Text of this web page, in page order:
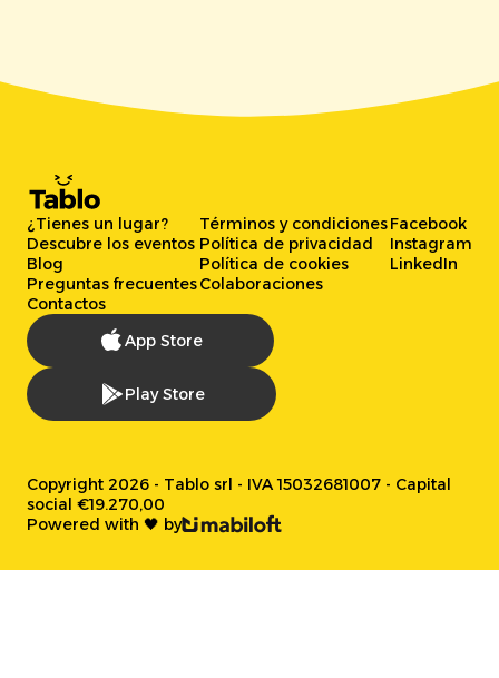
¿Tienes un lugar?
Descubre los eventos
Blog
Preguntas frecuentes
Contactos
Términos y condiciones
Política de privacidad
Política de cookies
Colaboraciones
Facebook
Instagram
LinkedIn
App Store
Play Store
Copyright 2026 - Tablo srl - IVA 15032681007 - Capital
social €19.270,00
Powered with 🖤 by